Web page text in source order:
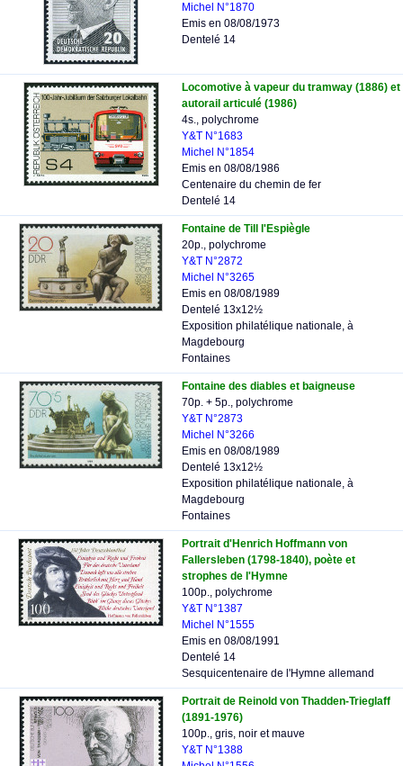
Michel N°1870
Emis en 08/08/1973
Dentelé 14
Locomotive à vapeur du tramway (1886) et
autorail articulé (1986)
4s., polychrome
Y&T N°1683
Michel N°1854
Emis en 08/08/1986
Centenaire du chemin de fer
Dentelé 14
Fontaine de Till l'Espiègle
20p., polychrome
Y&T N°2872
Michel N°3265
Emis en 08/08/1989
Dentelé 13x12½
Exposition philatélique nationale, à
Magdebourg
Fontaines
Fontaine des diables et baigneuse
70p. + 5p., polychrome
Y&T N°2873
Michel N°3266
Emis en 08/08/1989
Dentelé 13x12½
Exposition philatélique nationale, à
Magdebourg
Fontaines
Portrait d'Henrich Hoffmann von
Fallersleben (1798-1840), poète et
strophes de l'Hymne
100p., polychrome
Y&T N°1387
Michel N°1555
Emis en 08/08/1991
Dentelé 14
Sesquicentenaire de l'Hymne allemand
Portrait de Reinold von Thadden-Trieglaff
(1891-1976)
100p., gris, noir et mauve
Y&T N°1388